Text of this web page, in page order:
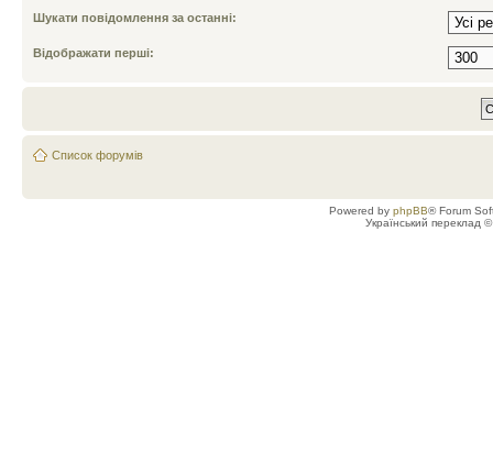
Шукати повідомлення за останні:
Відображати перші:
Список форумів
Powered by phpBB® Forum
Український переклад